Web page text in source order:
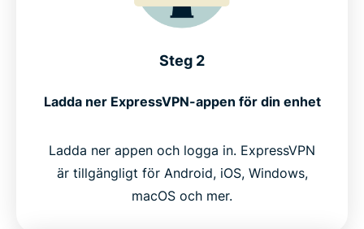
Steg 2
Ladda ner ExpressVPN-appen för din enhet
Ladda ner appen och logga in. ExpressVPN
är tillgängligt för Android, iOS, Windows,
macOS och mer.